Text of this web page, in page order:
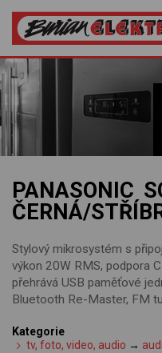
PANASONIC
ČERNÁ/
Stylový mikrosystém s
výkon 20W RMS, podpora
přehrává USB paměťové
Bluetooth Re-Master, FM
Kategorie
tv, foto, video, audio →